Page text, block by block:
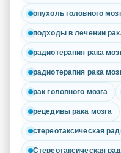
опухоль головного
подходы в лечении
радиотерапия рака
радиотерапия рака
рак головного мозга
рецедивы рака мозга
стереотаксическая
Стереотаксическая